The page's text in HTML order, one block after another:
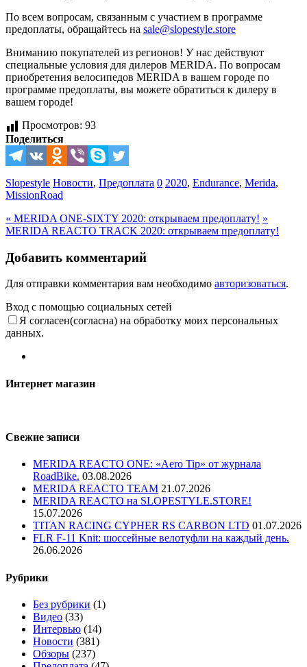
По всем вопросам, связанным с участием в программе
предоплаты, обращайтесь на sale@slopestyle.store
Вниманию покупателей из регионов! У нас действуют
специальные условия для дилеров MERIDA. По вопросам
приобретения велосипедов MERIDA в вашем городе по
программе предоплаты, вы можете обратиться к дилеру в
вашем городе!
Просмотров: 93
Поделиться
Slopestyle Новости, Предоплата 0 2020, Endurance, Merida,
MissionRoad
« MERIDA ONE-SIXTY 2020: открываем предоплату! »
MERIDA REACTO TRACK 2020: открываем предоплату!
Добавить комментарий
Для отправки комментария вам необходимо авторизоваться.
Вход с помощью социальных сетей
Я согласен(согласна) на обработку моих персональных
данных.
Интернет магазин
Свежие записи
MERIDA REACTO ONE: «Aero Tip» от журнала
RoadBike. 03.08.2026
MERIDA REACTO TEAM 21.07.2026
MERIDA REACTO на SLOPESTYLE.STORE!
15.07.2026
TITAN RACING CYPHER RS CARBON LTD 01.07.2026
FLR F-11 Knit: шоссейные велотуфли на каждый день.
26.06.2026
Рубрики
Без рубрики (1)
Видео (33)
Интервью (14)
Новости (381)
Обзоры (237)